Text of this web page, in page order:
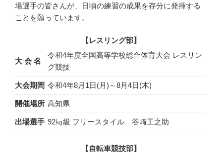
場選手の皆さんが、日頃の練習の成果を存分に発揮する
ことを願っています。
【レスリング部】
大 会 名
令和4年度全国高等学校総合体育大会 レスリン
グ競技
大会期間 令和4年8月1日(月)～8月4日(木)
開催場所 高知県
出場選手 92㎏級 フリースタイル 谷﨑工之助
【自転車競技部】